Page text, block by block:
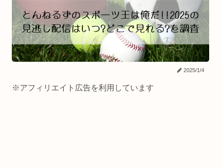
2025/1/4
※アフィリエイト広告を利用しています